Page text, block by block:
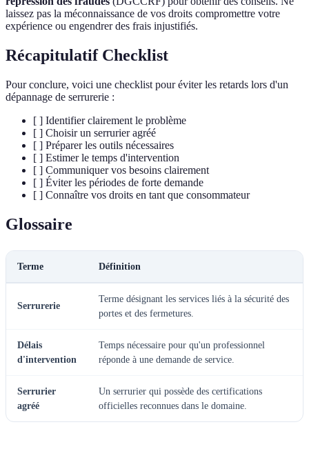
laissez pas la méconnaissance de vos droits compromettre votre
expérience ou engendrer des frais injustifiés.
Récapitulatif Checklist
Pour conclure, voici une checklist pour éviter les retards lors d'un
dépannage de serrurerie :
[ ] Identifier clairement le problème
[ ] Choisir un serrurier agréé
[ ] Préparer les outils nécessaires
[ ] Estimer le temps d'intervention
[ ] Communiquer vos besoins clairement
[ ] Éviter les périodes de forte demande
[ ] Connaître vos droits en tant que consommateur
Glossaire
Terme Définition
Serrurerie
Terme désignant les services liés à la sécurité des
portes et des fermetures.
Délais
d'intervention
Temps nécessaire pour qu'un professionnel
réponde à une demande de service.
Serrurier
agréé
Un serrurier qui possède des certifications
officielles reconnues dans le domaine.